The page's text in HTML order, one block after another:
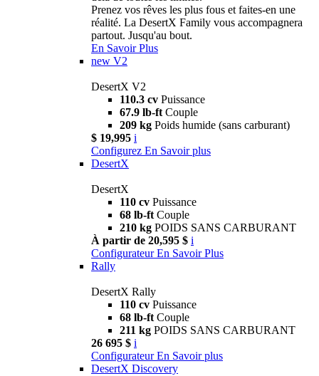
Prenez vos rêves les plus fous et faites-en une
réalité. La DesertX Family vous accompagnera
partout. Jusqu'au bout.
En Savoir Plus
new V2
DesertX V2
110.3 cv Puissance
67.9 lb-ft Couple
209 kg Poids humide (sans carburant)
$ 19,995 i
Configurez En Savoir plus
DesertX
DesertX
110 cv Puissance
68 lb-ft Couple
210 kg POIDS SANS CARBURANT
À partir de 20,595 $ i
Configurateur En Savoir Plus
Rally
DesertX Rally
110 cv Puissance
68 lb-ft Couple
211 kg POIDS SANS CARBURANT
26 695 $ i
Configurateur En Savoir plus
DesertX Discovery